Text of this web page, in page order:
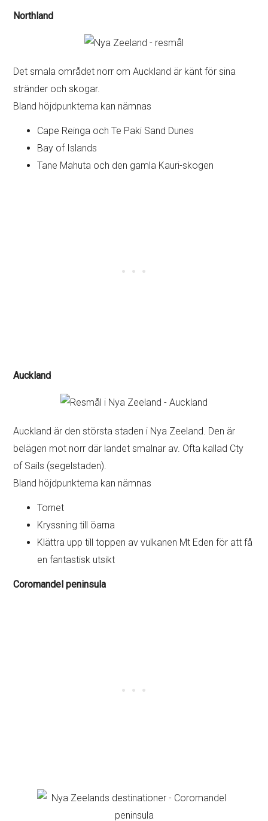
Northland
Det smala området norr om Auckland är känt för sina
stränder och skogar.
Bland höjdpunkterna kan nämnas
Cape Reinga och Te Paki Sand Dunes
Bay of Islands
Tane Mahuta och den gamla Kauri-skogen
Auckland
Auckland är den största staden i Nya Zeeland. Den är
belägen mot norr där landet smalnar av. Ofta kallad Cty
of Sails (segelstaden).
Bland höjdpunkterna kan nämnas
Tornet
Kryssning till öarna
Klättra upp till toppen av vulkanen Mt Eden för att få
en fantastisk utsikt
Coromandel peninsula